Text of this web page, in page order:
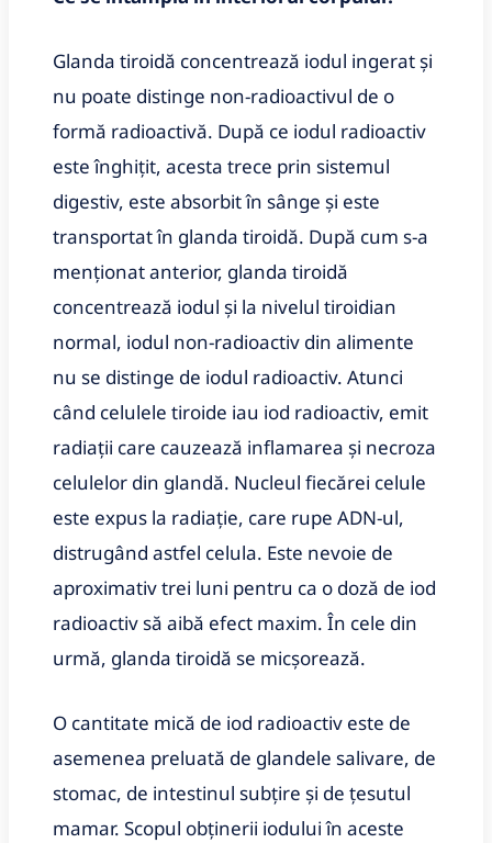
Glanda tiroidă concentrează iodul ingerat și
nu poate distinge non-radioactivul de o
formă radioactivă. După ce iodul radioactiv
este înghițit, acesta trece prin sistemul
digestiv, este absorbit în sânge și este
transportat în glanda tiroidă. După cum s-a
menționat anterior, glanda tiroidă
concentrează iodul și la nivelul tiroidian
normal, iodul non-radioactiv din alimente
nu se distinge de iodul radioactiv. Atunci
când celulele tiroide iau iod radioactiv, emit
radiații care cauzează inflamarea și necroza
celulelor din glandă. Nucleul fiecărei celule
este expus la radiație, care rupe ADN-ul,
distrugând astfel celula. Este nevoie de
aproximativ trei luni pentru ca o doză de iod
radioactiv să aibă efect maxim. În cele din
urmă, glanda tiroidă se micșorează.
O cantitate mică de iod radioactiv este de
asemenea preluată de glandele salivare, de
stomac, de intestinul subțire și de țesutul
mamar. Scopul obținerii iodului în aceste